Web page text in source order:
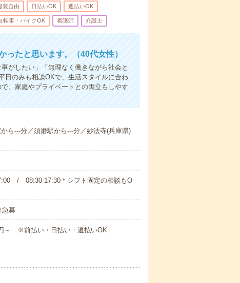
装自由 日払いOK 週払いOK
転車・バイクOK 看護師 介護士
ったと思います。（40代女性）
がしたい」「無理なく働きながら社会と
日のみも相談OKで、生活スタイルに合わ
、家庭やプライベートとの両立もしやす
ら---分／須磨駅から---分／妙法寺(兵庫県)
/ 08:30-17:30＊シフト固定の相談もO
募
～ ※前払い・日払い・週払いOK